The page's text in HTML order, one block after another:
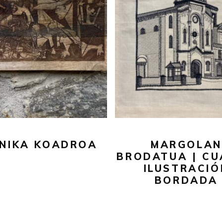
57,00€
AÑADIR AL CARRITO
KOADROA
47,00€
SELECCIONAR
MARGOLAN
BRODATUA |
BORDADA